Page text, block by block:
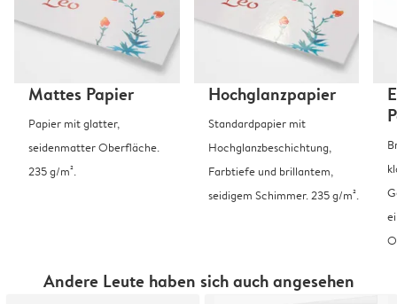
Mattes Papier
Papier mit glatter,
seidenmatter Oberfläche.
235 g/m².
Hochglanzpapier
Standardpapier mit
Hochglanzbeschichtung,
Farbtiefe und brillantem,
seidigem Schimmer. 235 g/m².
Andere Leute haben sich auch angesehen